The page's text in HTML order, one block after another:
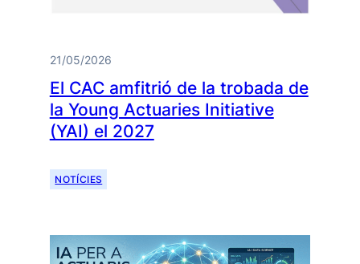
21/05/2026
El CAC amfitrió de la trobada de
la Young Actuaries Initiative
(YAI) el 2027
NOTÍCIES